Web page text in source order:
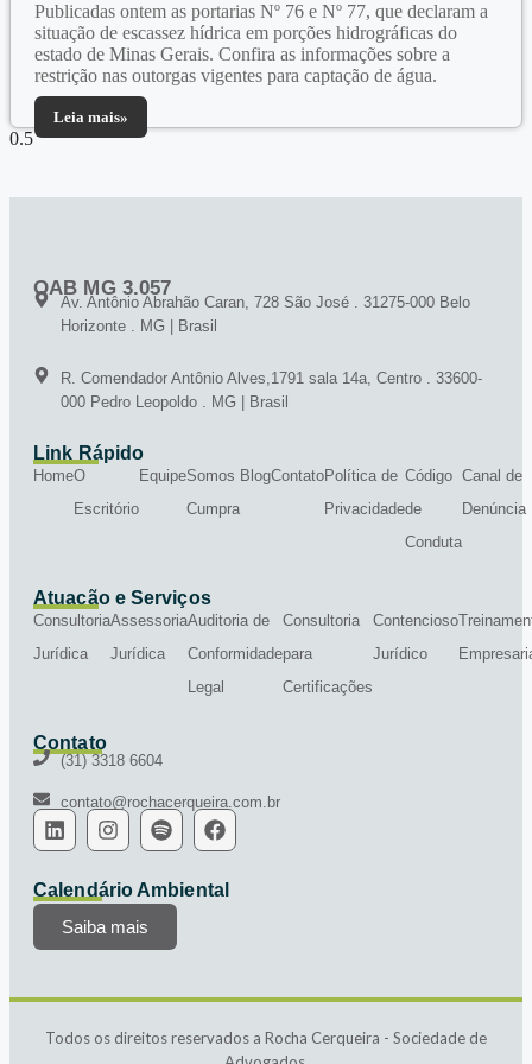
Publicadas ontem as portarias Nº 76 e Nº 77, que declaram a
situação de escassez hídrica em porções hidrográficas do
estado de Minas Gerais. Confira as informações sobre a
restrição nas outorgas vigentes para captação de água.
Leia mais»
OAB MG 3.057
Av. Antônio Abrahão Caran, 728 São José . 31275-000 Belo
Horizonte . MG | Brasil
R. Comendador Antônio Alves,1791 sala 14a, Centro . 33600-
000 Pedro Leopoldo . MG | Brasil
Link Rápido
HomeO
Escritório
EquipeSomos
Cumpra
BlogContatoPolítica de
Privacidade
Código
de
Conduta
Canal de
Denúncia
Atuação e Serviços
Consultoria
Jurídica
Assessoria
Jurídica
Auditoria de
Conformidade
Legal
Consultoria
para
Certificações
Contencioso
Jurídico
Contato
(31) 3318 6604
contato@rochacerqueira.com.br
Calendário Ambiental
Saiba mais
Todos os direitos reservados a Rocha Cerqueira - Sociedade de